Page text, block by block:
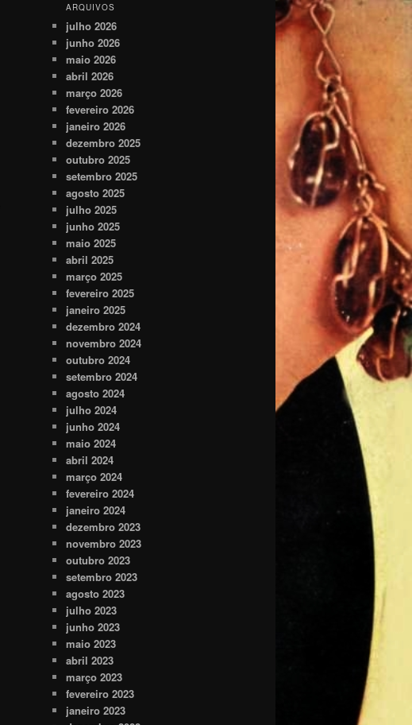
ARQUIVOS
julho 2026
junho 2026
maio 2026
abril 2026
março 2026
fevereiro 2026
janeiro 2026
dezembro 2025
outubro 2025
setembro 2025
agosto 2025
julho 2025
junho 2025
maio 2025
abril 2025
março 2025
fevereiro 2025
janeiro 2025
dezembro 2024
novembro 2024
outubro 2024
setembro 2024
agosto 2024
julho 2024
junho 2024
maio 2024
abril 2024
março 2024
fevereiro 2024
janeiro 2024
dezembro 2023
novembro 2023
outubro 2023
setembro 2023
agosto 2023
julho 2023
junho 2023
maio 2023
abril 2023
março 2023
fevereiro 2023
janeiro 2023